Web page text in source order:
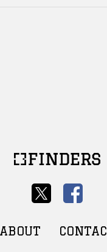
ABOUT